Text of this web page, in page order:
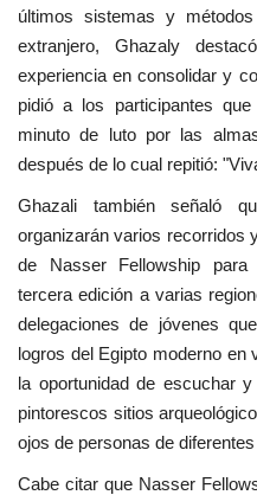
últimos sistemas y
extranjero, Ghazaly
experiencia en consolidar y
pidió a los participantes
minuto de luto por las
después de lo cual repitió:
Ghazali también señaló
organizarán varios recorridos
de Nasser Fellowship para
tercera edición a varias
delegaciones de jóvenes
logros del Egipto moderno
la oportunidad de escuchar
pintorescos sitios
ojos de personas de
Cabe citar que Nasser